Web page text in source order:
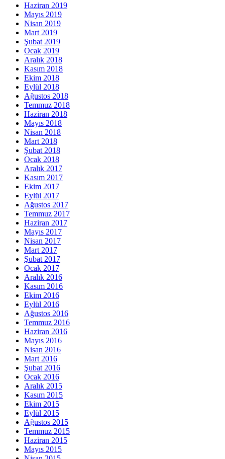
Haziran 2019
Mayıs 2019
Nisan 2019
Mart 2019
Şubat 2019
Ocak 2019
Aralık 2018
Kasım 2018
Ekim 2018
Eylül 2018
Ağustos 2018
Temmuz 2018
Haziran 2018
Mayıs 2018
Nisan 2018
Mart 2018
Şubat 2018
Ocak 2018
Aralık 2017
Kasım 2017
Ekim 2017
Eylül 2017
Ağustos 2017
Temmuz 2017
Haziran 2017
Mayıs 2017
Nisan 2017
Mart 2017
Şubat 2017
Ocak 2017
Aralık 2016
Kasım 2016
Ekim 2016
Eylül 2016
Ağustos 2016
Temmuz 2016
Haziran 2016
Mayıs 2016
Nisan 2016
Mart 2016
Şubat 2016
Ocak 2016
Aralık 2015
Kasım 2015
Ekim 2015
Eylül 2015
Ağustos 2015
Temmuz 2015
Haziran 2015
Mayıs 2015